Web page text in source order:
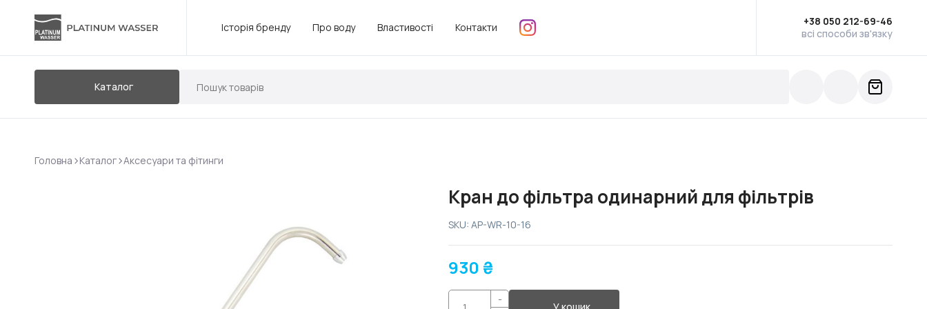
Історія бренду Про воду Властивості Контакти
+38 050 212-69-46
всі способи зв'язку
Каталог
Головна >Каталог>Аксесуари та фітинги
Кран до фільтра одинарний для фільтрів
SKU: AP-WR-10-16
930 ₴
-